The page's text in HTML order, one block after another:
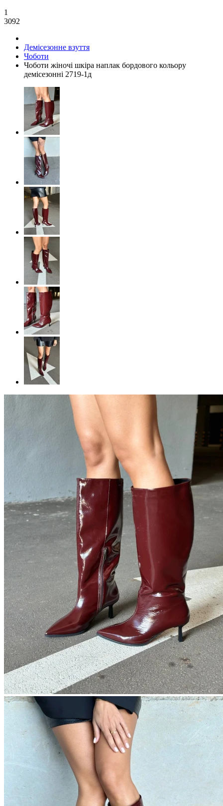
1
3092
Демісезонне взуття
Чоботи
Чоботи жіночі шкіра наплак бордового кольору
демісезонні 2719-1д